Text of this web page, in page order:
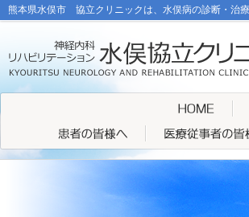
熊本県水俣市 協立クリニックは、水俣病の診断・治